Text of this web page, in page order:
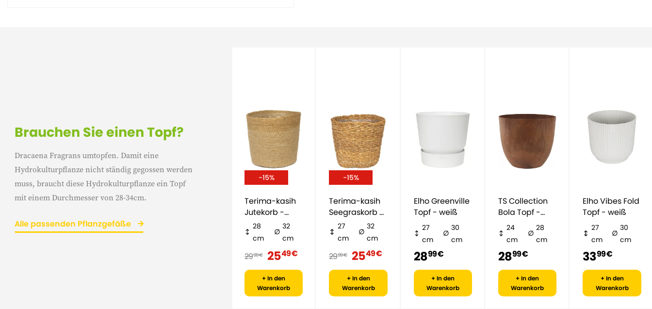
Brauchen Sie einen Topf?
Dracaena Fragrans umtopfen. Damit eine
Hydrokulturpflanze nicht ständig gegossen werden
muss, braucht diese Hydrokulturpflanze ein Topf
mit einem Durchmesser von 28-34cm.
Alle passenden Pflanzgefäße
-15%
Terima-kasih
Jutekorb -
natürlich
28
cm
32
cm
2999 € 2549 €
+ In den
Warenkorb
-15%
Terima-kasih
Seegraskorb -
natürlich
27
cm
32
cm
2999 € 2549 €
+ In den
Warenkorb
Elho Greenville
Topf - weiß
27
cm
30
cm
2899 €
+ In den
Warenkorb
TS Collection
Bola Topf -
braun
24
cm
28
cm
2899 €
+ In den
Warenkorb
Elho Vibes Fold
Topf - weiß
27
cm
30
cm
3399 €
+ In den
Warenkorb